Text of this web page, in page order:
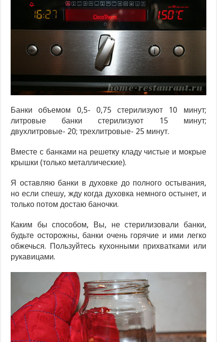
Банки объемом 0,5- 0,75 стерилизуют 10 минут;
литровые банки стерилизуют 15 минут;
двухлитровые- 20; трехлитровые- 25 минут.
Вместе с банками на решетку кладу чистые и мокрые
крышки (только металлические).
Я оставляю банки в духовке до полного остывания,
но если спешу, жду когда духовка немного остынет, и
только потом достаю баночки.
Каким бы способом, Вы, не стерилизовали банки,
будьте осторожны, банки очень горячие и ими легко
обжечься. Пользуйтесь кухонными прихватками или
рукавицами.